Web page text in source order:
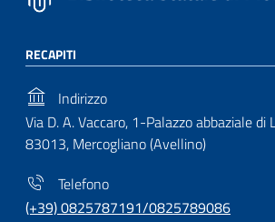
RECAPITI
Indirizzo
Via D. A. Vaccaro, 1-Palazzo abbaziale di
83013, Mercogliano (Avellino)
Telefono
(+39) 0825787191/0825789086